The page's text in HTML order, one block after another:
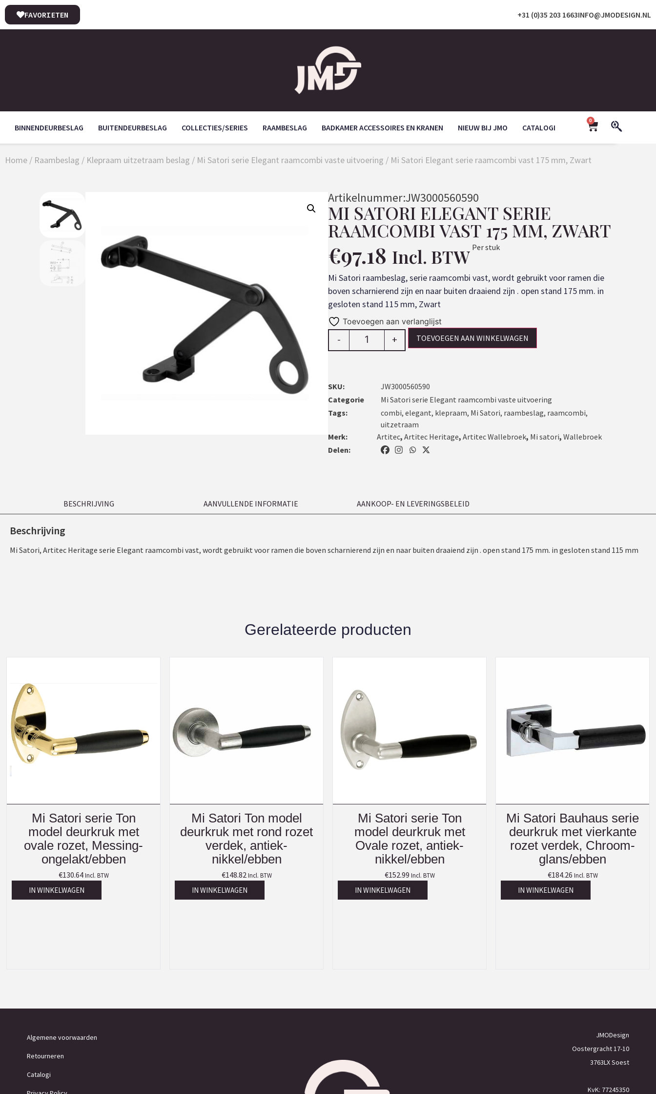
INFO@JMODESIGN.NL
+31 (0)35 203 1663
FAVORIETEN
BINNENDEURBESLAG BUITENDEURBESLAG COLLECTIES/SERIES RAAMBESLAG BADKAMER ACCESSOIRES EN KRANEN NIEUW BIJ JMO CATALOGI
0
Home / Raambeslag / Klepraam uitzetraam beslag / Mi Satori serie Elegant raamcombi vaste uitvoering / Mi Satori Elegant serie raamcombi vast 175 mm, Zwart
Artikelnummer:JW3000560590
MI SATORI ELEGANT SERIE
RAAMCOMBI VAST 175 MM, ZWART
€97.18 Incl. BTW Per stuk
Mi Satori raambeslag, serie raamcombi vast, wordt gebruikt voor ramen die
boven scharnierend zijn en naar buiten draaiend zijn . open stand 175 mm. in
gesloten stand 115 mm, Zwart
Toevoegen aan verlanglijst
- + TOEVOEGEN AAN WINKELWAGEN
SKU:
JW3000560590
Categorie
Mi Satori serie Elegant raamcombi vaste uitvoering
Tags:
combi, elegant, klepraam, Mi Satori, raambeslag, raamcombi,
uitzetraam
Merk:
Artitec, Artitec Heritage, Artitec Wallebroek, Mi satori, Wallebroek
Delen:
BESCHRIJVING AANVULLENDE INFORMATIE AANKOOP- EN LEVERINGSBELEID
Beschrijving
Mi Satori, Artitec Heritage serie Elegant raamcombi vast, wordt gebruikt voor ramen die boven scharnierend zijn en naar buiten draaiend zijn . open stand 175 mm. in gesloten stand 115 mm
Gerelateerde producten
Mi Satori serie Ton
model deurkruk met
ovale rozet, Messing-
ongelakt/ebben
€130.64 Incl. BTW
IN WINKELWAGEN
Mi Satori Ton model
deurkruk met rond rozet
verdek, antiek-
nikkel/ebben
€148.82 Incl. BTW
IN WINKELWAGEN
Mi Satori serie Ton
model deurkruk met
Ovale rozet, antiek-
nikkel/ebben
€152.99 Incl. BTW
IN WINKELWAGEN
Mi Satori Bauhaus serie
deurkruk met vierkante
rozet verdek, Chroom-
glans/ebben
€184.26 Incl. BTW
IN WINKELWAGEN
Algemene voorwaarden
Retourneren
Catalogi
JMODesign
Oostergracht 17-10
3763LX Soest
KvK: 77245350